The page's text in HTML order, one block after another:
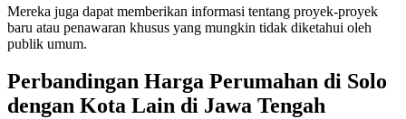
Mereka juga dapat memberikan informasi tentang proyek-proyek
baru atau penawaran khusus yang mungkin tidak diketahui oleh
publik umum.
Perbandingan Harga Perumahan di Solo
dengan Kota Lain di Jawa Tengah